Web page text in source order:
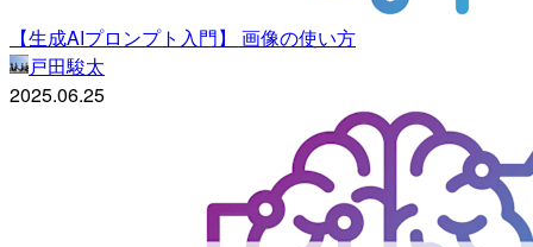
【生成AIプロンプト入門】 画像の使い方
戸田駿太
2025.06.25